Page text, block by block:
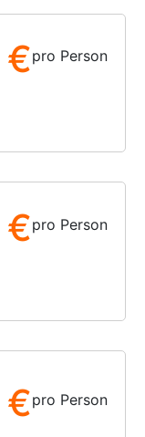
€pro Person
pro Person
pro Person